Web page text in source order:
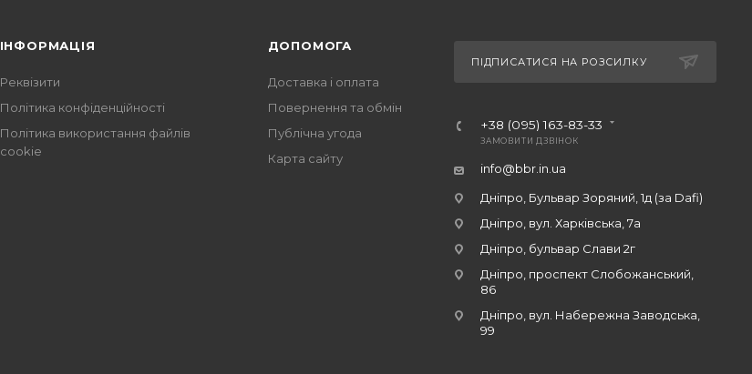
ІНФОРМАЦІЯ
Реквізити
Політика конфіденційності
Політика використання файлів
cookie
ДОПОМОГА
Доставка і оплата
Повернення та обмін
Публічна угода
Карта сайту
ПІДПИСАТИСЯ НА РОЗСИЛКУ
+38 (095) 163-83-33
ЗАМОВИТИ ДЗВІНОК
info@bbr.in.ua
Дніпро, Бульвар Зоряний, 1д (за Dafi)
Дніпро, вул. Харківська, 7а
Дніпро, бульвар Слави 2г
Дніпро, проспект Слобожанський,
86
Дніпро, вул. Набережна Заводська,
99